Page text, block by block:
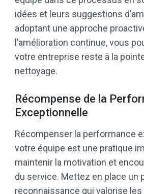
idées et leurs suggestions
adoptant une approche
l’amélioration continue, vous
votre entreprise reste à la
nettoyage.
Récompense de la
Exceptionnelle
Récompenser la performance
votre équipe est une pratique
maintenir la motivation et
du service. Mettez en place un
reconnaissance qui valorise